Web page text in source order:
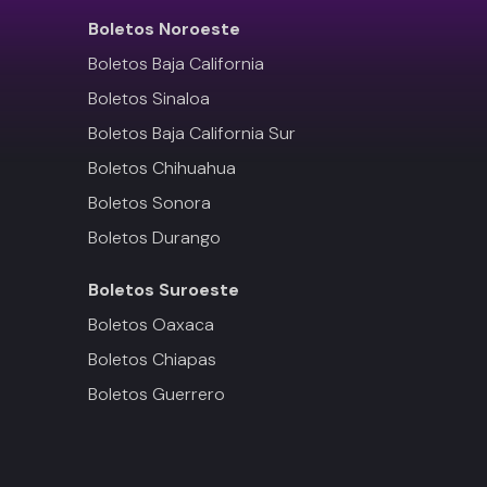
Boletos Noroeste
Boletos Baja California
Boletos Sinaloa
Boletos Baja California Sur
Boletos Chihuahua
Boletos Sonora
Boletos Durango
Boletos Suroeste
Boletos Oaxaca
Boletos Chiapas
Boletos Guerrero